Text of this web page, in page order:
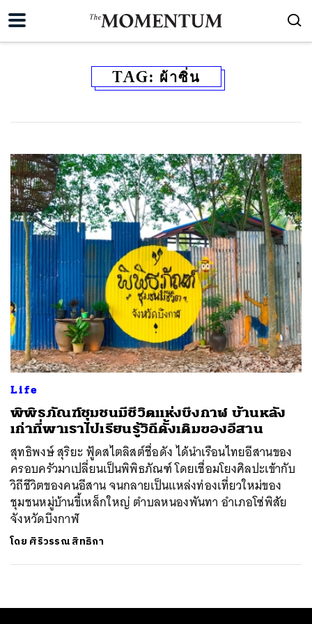
TAG: ผ้าซิ่น
Life
พิพิธภัณฑ์ชุมชนมีชีวิตแห่งบึงกาฬ บ้านหลัง
เก่าที่พาเราไปเรียนรู้วิถีดั้งเดิมของอีสาน
สุทธิพงษ์ สุริยะ ฟู้ดสไตลิสต์ชื่อดัง ได้นำเรือนไทยอีสานของ
ครอบครัวมาเปลี่ยนเป็นพิพิธภัณฑ์ โดยเชื่อมโยงศิลปะเข้ากับ
วิถีชีวิตของคนอีสาน จนกลายเป็นแหล่งท่องเที่ยวใหม่ของ
ชุมชนหมู่บ้านขี้เหล็กใหญ่ ตำบลหนองพันทา อำเภอโซ่พิสัย
จังหวัดบึงกาฬ
โดย ศิริวรรณ สิทธิกา
ค้นหา
SHARE TWEET LINE EMAIL